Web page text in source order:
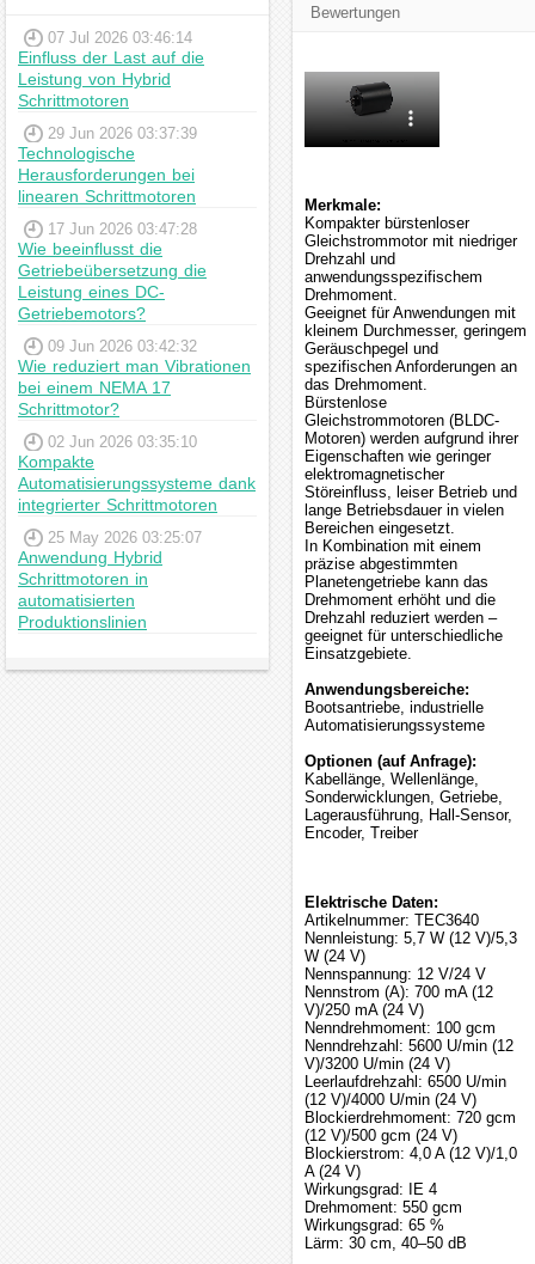
07 Jul 2026 03:46:14
Einfluss der Last auf die
Leistung von Hybrid
Schrittmotoren
29 Jun 2026 03:37:39
Technologische
Herausforderungen bei
linearen Schrittmotoren
17 Jun 2026 03:47:28
Wie beeinflusst die
Getriebeübersetzung die
Leistung eines DC-
Getriebemotors?
09 Jun 2026 03:42:32
Wie reduziert man Vibrationen
bei einem NEMA 17
Schrittmotor?
02 Jun 2026 03:35:10
Kompakte
Automatisierungssysteme dank
integrierter Schrittmotoren
25 May 2026 03:25:07
Anwendung Hybrid
Schrittmotoren in
automatisierten
Produktionslinien
Bewertungen
Merkmale:
Kompakter bürstenloser
Gleichstrommotor mit niedriger
Drehzahl und
anwendungsspezifischem
Drehmoment.
Geeignet für Anwendungen mit
kleinem Durchmesser, geringem
Geräuschpegel und
spezifischen Anforderungen an
das Drehmoment.
Bürstenlose
Gleichstrommotoren (BLDC-
Motoren) werden aufgrund ihrer
Eigenschaften wie geringer
elektromagnetischer
Störeinfluss, leiser Betrieb und
lange Betriebsdauer in vielen
Bereichen eingesetzt.
In Kombination mit einem
präzise abgestimmten
Planetengetriebe kann das
Drehmoment erhöht und die
Drehzahl reduziert werden –
geeignet für unterschiedliche
Einsatzgebiete.
Anwendungsbereiche:
Bootsantriebe, industrielle
Automatisierungssysteme
Optionen (auf Anfrage):
Kabellänge, Wellenlänge,
Sonderwicklungen, Getriebe,
Lagerausführung, Hall-Sensor,
Encoder, Treiber
Elektrische Daten:
Artikelnummer: TEC3640
Nennleistung: 5,7 W (12 V)/5,3
W (24 V)
Nennspannung: 12 V/24 V
Nennstrom (A): 700 mA (12
V)/250 mA (24 V)
Nenndrehmoment: 100 gcm
Nenndrehzahl: 5600 U/min (12
V)/3200 U/min (24 V)
Leerlaufdrehzahl: 6500 U/min
(12 V)/4000 U/min (24 V)
Blockierdrehmoment: 720 gcm
(12 V)/500 gcm (24 V)
Blockierstrom: 4,0 A (12 V)/1,0
A (24 V)
Wirkungsgrad: IE 4
Drehmoment: 550 gcm
Wirkungsgrad: 65 %
Lärm: 30 cm, 40–50 dB